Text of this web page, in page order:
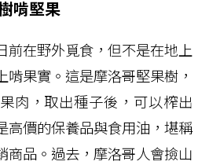
啃堅果
前在野外覓食，但不是在地上
啃果實。這是摩洛哥堅果樹，
肉，取出種子後，可以榨出
高價的保養品與食用油，堪稱
商品。過去，摩洛哥人會撿山